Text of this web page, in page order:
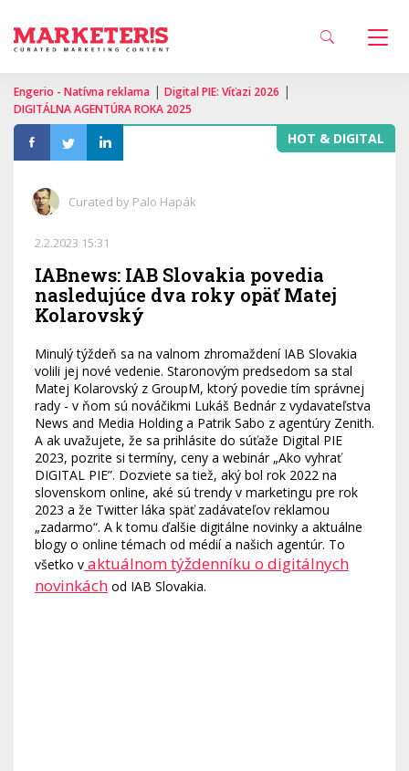
Engerio - Natívna reklama | Digital PIE: Víťazi 2026 |
DIGITÁLNA AGENTÚRA ROKA 2025
HOT & DIGITAL
Curated by Palo Hapák
2.2.2023 15:31
IABnews: IAB Slovakia povedia
nasledujúce dva roky opäť Matej
Kolarovský
Minulý týždeň sa na valnom zhromaždení IAB Slovakia
volili jej nové vedenie. Staronovým predsedom sa stal
Matej Kolarovský z GroupM, ktorý povedie tím správnej
rady - v ňom sú nováčikmi Lukáš Bednár z vydavateľstva
News and Media Holding a Patrik Sabo z agentúry Zenith.
A ak uvažujete, že sa prihlásite do súťaže Digital PIE
2023, pozrite si termíny, ceny a webinár „Ako vyhrať
DIGITAL PIE”. Dozviete sa tiež, aký bol rok 2022 na
slovenskom online, aké sú trendy v marketingu pre rok
2023 a že Twitter láka späť zadávateľov reklamou
„zadarmo“. A k tomu ďalšie digitálne novinky a aktuálne
blogy o online témach od médií a našich agentúr. To
všetko v aktuálnom týždenníku o digitálnych
novinkách od IAB Slovakia.